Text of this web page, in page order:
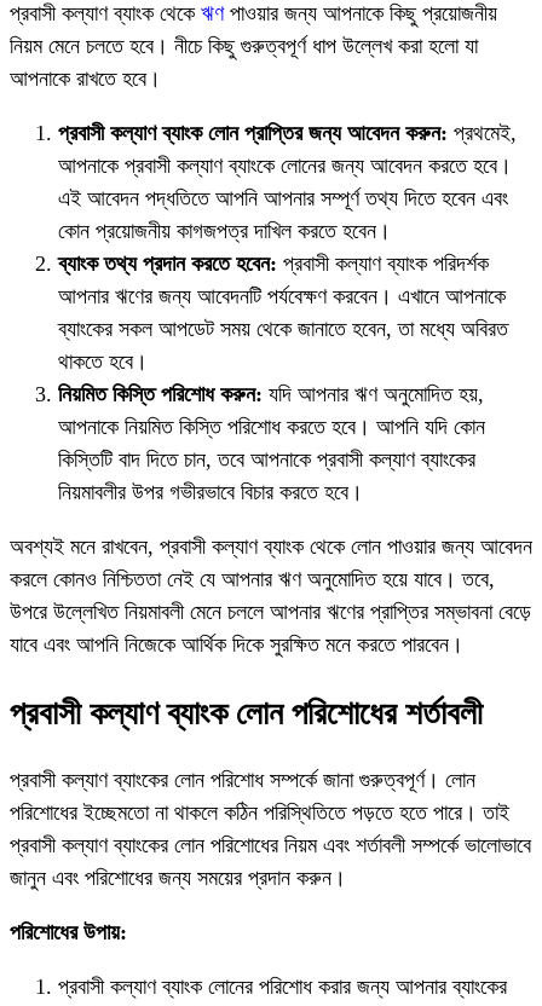
প্রবাসী কল্যাণ ব্যাংক থেকে ঋণপাওয়ার জন্য আপনাকে কিছু প্রয়োজনীয়
নিয়ম মেনে চলতে হবে। নীচে কিছু গুরুত্বপূর্ণ ধাপ উল্লেখ করা হলো যা
আপনাকে রাখতে হবে।
প্রবাসী কল্যাণ ব্যাংক লোন প্রাপ্তির জন্য আবেদন করুন: প্রথমেই,
আপনাকে প্রবাসী কল্যাণ ব্যাংকে লোনের জন্য আবেদন করতে হবে।
এই আবেদন পদ্ধতিতে আপনি আপনার সম্পূর্ণ তথ্য দিতে হবেন এবং
কোন প্রয়োজনীয় কাগজপত্র দাখিল করতে হবেন।
ব্যাংক তথ্য প্রদান করতে হবেন: প্রবাসী কল্যাণ ব্যাংক পরিদর্শক
আপনার ঋণের জন্য আবেদনটি পর্যবেক্ষণ করবেন। এখানে আপনাকে
ব্যাংকের সকল আপডেট সময় থেকে জানাতে হবেন, তা মধ্যে অবিরত
থাকতে হবে।
নিয়মিত কিস্তি পরিশোধ করুন: যদি আপনার ঋণ অনুমোদিত হয়,
আপনাকে নিয়মিত কিস্তি পরিশোধ করতে হবে। আপনি যদি কোন
কিস্তিটি বাদ দিতে চান, তবে আপনাকে প্রবাসী কল্যাণ ব্যাংকের
নিয়মাবলীর উপর গভীরভাবে বিচার করতে হবে।
অবশ্যই মনে রাখবেন, প্রবাসী কল্যাণ ব্যাংক থেকে লোন পাওয়ার জন্য আবেদন
করলে কোনও নিশ্চিততা নেই যে আপনার ঋণ অনুমোদিত হয়ে যাবে। তবে,
উপরে উল্লেখিত নিয়মাবলী মেনে চললে আপনার ঋণের প্রাপ্তির সম্ভাবনা বেড়ে
যাবে এবং আপনি নিজেকে আর্থিক দিকে সুরক্ষিত মনে করতে পারবেন।
প্রবাসী কল্যাণ ব্যাংক লোন পরিশোধের শর্তাবলী
প্রবাসী কল্যাণ ব্যাংকের লোন পরিশোধ সম্পর্কে জানা গুরুত্বপূর্ণ। লোন
পরিশোধের ইচ্ছেমতো না থাকলে কঠিন পরিস্থিতিতে পড়তে হতে পারে। তাই
প্রবাসী কল্যাণ ব্যাংকের লোন পরিশোধের নিয়ম এবং শর্তাবলী সম্পর্কে ভালোভাবে
জানুন এবং পরিশোধের জন্য সময়ের প্রদান করুন।
পরিশোধের উপায়:
প্রবাসী কল্যাণ ব্যাংক লোনের পরিশোধ করার জন্য আপনার ব্যাংকের